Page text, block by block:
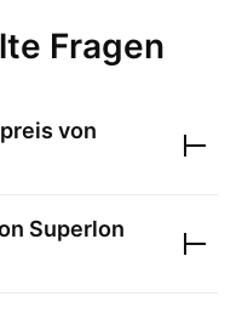
Fragen
von
Superlon